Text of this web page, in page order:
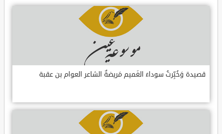
قصيدة وَخُبِّرتُ سوداءَ الغَميم مَريضةٌ الشاعر العوام بن عقبة